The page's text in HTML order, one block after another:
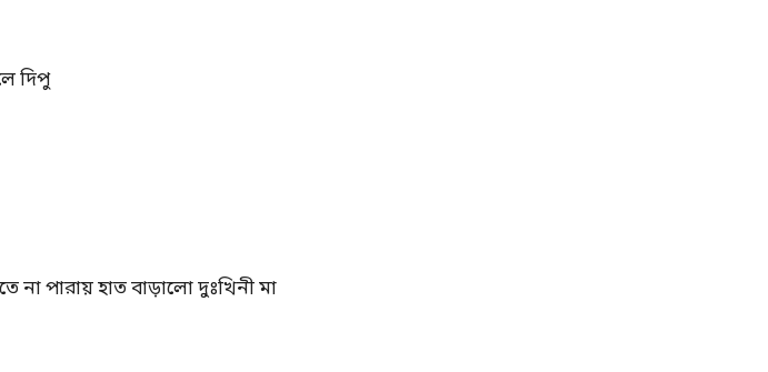
দিপু
না পারায় হাত বাড়ালো দুঃখিনী মা